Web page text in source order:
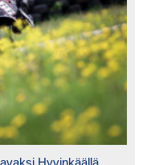
Hyvinkäällä